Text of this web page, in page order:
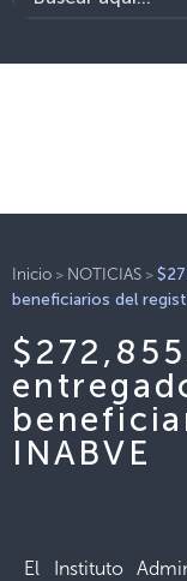
Inicio > NOTICIAS >
beneficiarios del
INABVE
El Instituto